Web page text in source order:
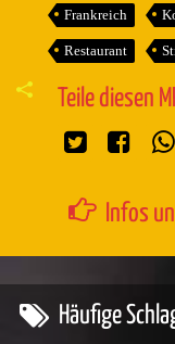
Frankreich
Restaurant
Teile diesen
Infos
Häufige